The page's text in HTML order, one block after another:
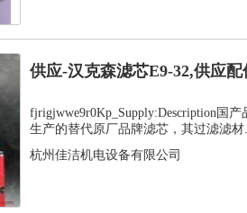
供应-汉克森滤芯E9-32,供应配
fjrigjwwe9r0Kp_Supply:Description国
生产的替代原厂品牌滤芯，其过滤滤材
杭州佳洁机电设备有限公司